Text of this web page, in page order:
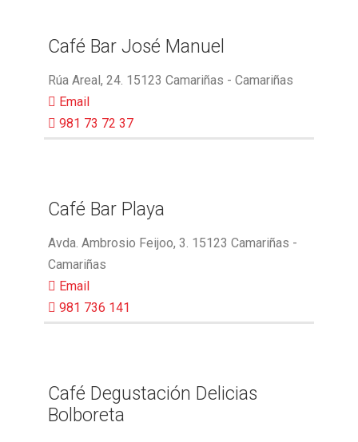
Café Bar José Manuel
Rúa Areal, 24. 15123 Camariñas - Camariñas
Email
981 73 72 37
Café Bar Playa
Avda. Ambrosio Feijoo, 3. 15123 Camariñas -
Camariñas
Email
981 736 141
Café Degustación Delicias
Bolboreta